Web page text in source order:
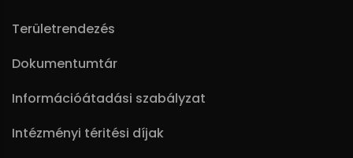
Területrendezés
Dokumentumtár
Információátadási szabályzat
Intézményi téritési díjak